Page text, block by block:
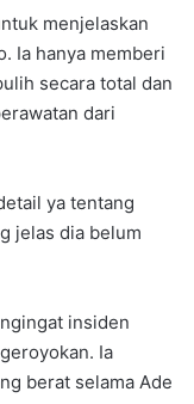
menjelaskan
Ia hanya memberi
secara total dan
dari
ya tentang
jelas dia belum
insiden
Ia
berat selama Ade